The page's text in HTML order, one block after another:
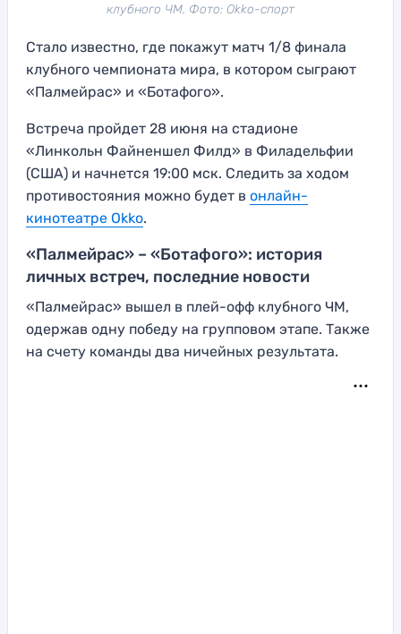
клубного ЧМ. Фото: Okko-спорт
Стало известно, где покажут матч 1/8 финала
клубного чемпионата мира, в котором сыграют
«Палмейрас» и «Ботафого».
Встреча пройдет 28 июня на стадионе
«Линкольн Файненшел Филд» в Филадельфии
(США) и начнется 19:00 мск. Следить за ходом
противостояния можно будет в онлайн-
кинотеатре Okko.
«Палмейрас» – «Ботафого»: история
личных встреч, последние новости
«Палмейрас» вышел в плей-офф клубного ЧМ,
одержав одну победу на групповом этапе. Также
на счету команды два ничейных результата.